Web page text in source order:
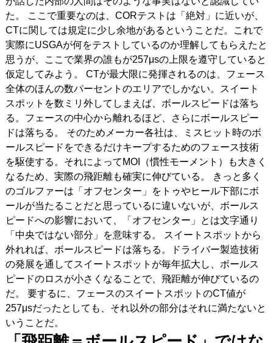
た。 ここで重要なのは、CORテストは「絶対」に近いが、
CTに関しては規定に少し余地があるということだ。これで
実際にUSGAが何をテストしているのか理解してもらえたと
思うが、ここで業界の誰もが257μsの上限を遵守していると
仮定してみよう。 CTが最大限に発揮されるのは、フェース
全体のほんの数パーセントのエリアでしかない。スイート
スポットを数ミリ外してしまえば、ボールスピードは落ち
る。フェースの中心から離れるほど、さらにボールスピー
ドは落ちる。 そのためメーカー各社は、ミスヒット時のボ
ールスピードをできるだけキープするためのフェース技術
を駆使する。それによってMOI（慣性モーメント）も大きく
なるため、実際の飛距離も確実に伸びている。 きっと多く
のゴルファーは「オフセンター」をトゥやヒール下部にボ
ールが当たることだと思っているに違いないが、ボールス
ピードへの影響において、「オフセンター」とは文字通り
「中央ではない部分」を意味する。 スイートスポットから
外れれば、ボールスピードは落ちる。ドライバー製造技術
の発展を通してスイートスポットが毎年拡大し、ボールス
ピードのロスが小さくなることで、飛距離が伸びているの
だ。 要するに、フェースのスイートスポットのCT値が
257μsだったとしても、それ以外の部分はそれに満たないと
いうことだ。